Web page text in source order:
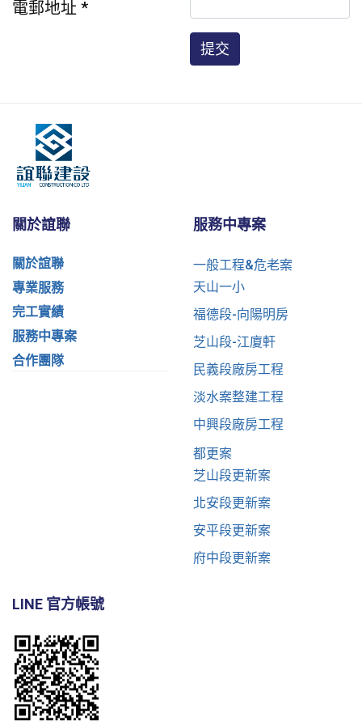
電郵地址 *
提交
關於誼聯
關於誼聯
專業服務
完工實績
服務中專案
合作團隊
服務中專案
一般工程&危老案
天山一小
福德段-向陽明房
芝山段-江廈軒
民義段廠房工程
淡水案整建工程
中興段廠房工程
都更案
芝山段更新案
北安段更新案
安平段更新案
府中段更新案
LINE 官方帳號